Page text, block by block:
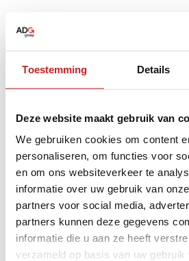
Toestemming Details
Deze website maakt gebruik van
We gebruiken cookies om content
personaliseren, om functies voor
en om ons websiteverkeer te
informatie over uw gebruik van
partners voor social media,
partners kunnen deze gegevens
informatie die u aan ze heeft
verzameld op basis van uw gebruik